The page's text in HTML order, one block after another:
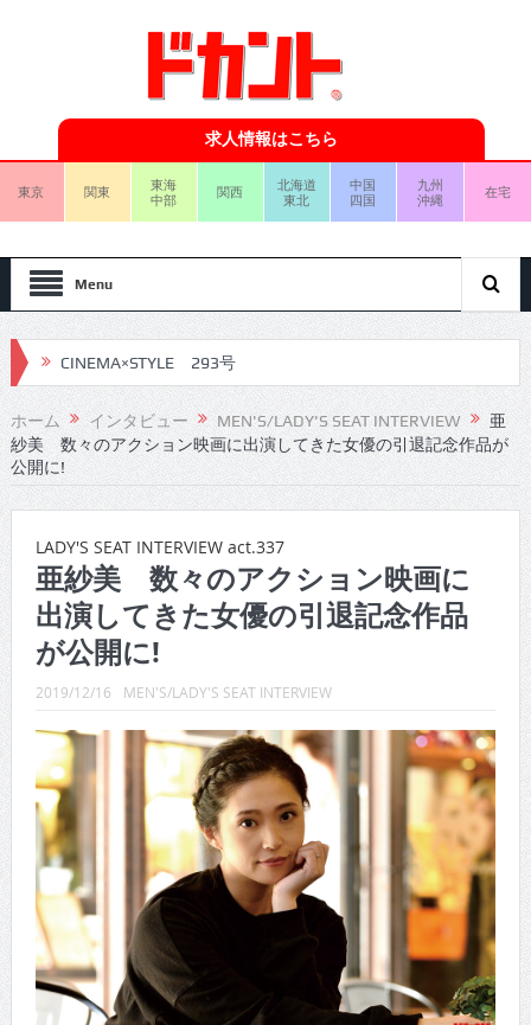
求人情報はこちら
東京 関東
東海
中部
関西
北海道
東北
中国
四国
九州
沖縄
在宅
Menu
CINEMA×STYLE 293号
CINEMA×STYLE 292号
CINEMA×STYLE 291号
CINEMA×STYLE 290号
CINEMA×STYLE 289号
CINEMA×STYLE 288号
CINEMA×STYLE 287号
CINEMA×STYLE 294号
ホーム インタビュー MEN'S/LADY'S SEAT INTERVIEW
亜
紗美 数々のアクション映画に出演してきた女優の引退記念作品が
公開に!
LADY'S SEAT INTERVIEW act.337
亜紗美 数々のアクション映画に
出演してきた女優の引退記念作品
が公開に!
2019/12/16 MEN'S/LADY'S SEAT INTERVIEW